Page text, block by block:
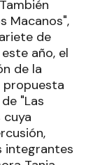
Macanos",
de
año, el
de la
propuesta
"Las
cuya
integrantes